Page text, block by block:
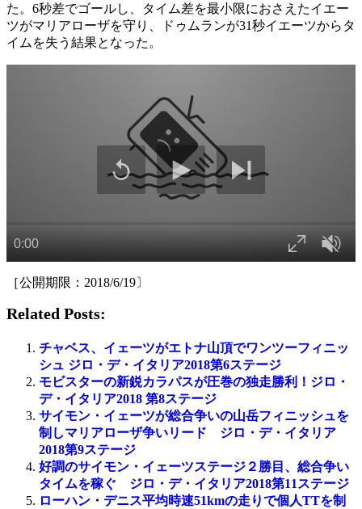
た。6秒差でゴールし、タイム差を最小限におさえたイエー
ツがマリアローザを守り、ドゥムランが31秒イエーツからタ
イムを失う結果となった。
［公開期限：2018/6/19〕
Related Posts:
チャベス、イェーツがエトナ山頂でワンツーフィニッ
シュ ジロ・デ・イタリア2018第6ステージ
モビスターの新鋭カラパスが圧巻の独走勝利！ジロ・
デ・イタリア2018 第8ステージ
サイモン・イェーツが総合争いの山岳フィニッシュを
制しマリアローザ争いリード ジロ・デ・イタリア
2018第9ステージ
好調のサイモン・イェーツステージ２勝目、総合争い
タイムを稼ぐ ジロ・デ・イタリア2018第11ステージ
ローハン・デニス平均時速51kmの走りで個人TTを制